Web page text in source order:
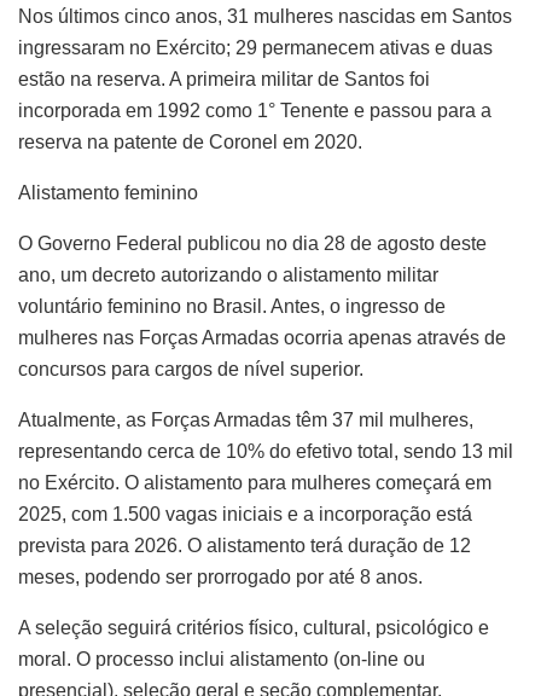
Nos últimos cinco anos, 31 mulheres nascidas em Santos
ingressaram no Exército; 29 permanecem ativas e duas
estão na reserva. A primeira militar de Santos foi
incorporada em 1992 como 1° Tenente e passou para a
reserva na patente de Coronel em 2020.
Alistamento feminino
O Governo Federal publicou no dia 28 de agosto deste
ano, um decreto autorizando o alistamento militar
voluntário feminino no Brasil. Antes, o ingresso de
mulheres nas Forças Armadas ocorria apenas através de
concursos para cargos de nível superior.
Atualmente, as Forças Armadas têm 37 mil mulheres,
representando cerca de 10% do efetivo total, sendo 13 mil
no Exército. O alistamento para mulheres começará em
2025, com 1.500 vagas iniciais e a incorporação está
prevista para 2026. O alistamento terá duração de 12
meses, podendo ser prorrogado por até 8 anos.
A seleção seguirá critérios físico, cultural, psicológico e
moral. O processo inclui alistamento (on-line ou
presencial), seleção geral e seção complementar.